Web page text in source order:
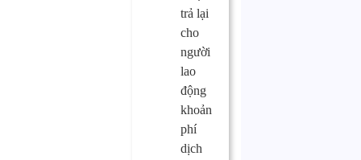
trả lại
cho
người
lao
động
khoản
phí
dịch